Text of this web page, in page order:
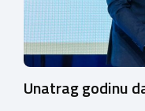
Unatrag godinu